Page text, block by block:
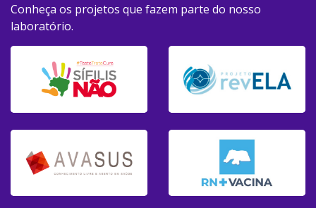
Conheça os projetos que fazem parte do nosso
laboratório.